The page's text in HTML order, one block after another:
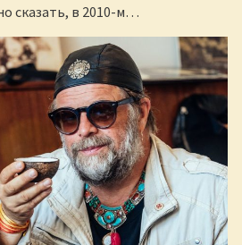
сказать, в 2010-м…